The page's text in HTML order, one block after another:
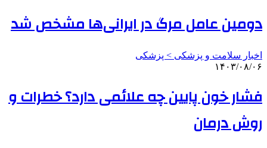
دومین عامل مرگ در ایرانی‌ها مشخص شد
اخبار سلامت و پزشکی > پزشکی
۱۴۰۳/۰۸/۰۶
فشار خون پایین چه علائمی دارد؟ خطرات و
روش درمان